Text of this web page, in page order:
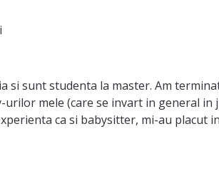
si sunt studenta la master. Am
urilor mele (care se invart in general in
ca si babysitter, mi-au placut
nepoti cu care petrec timp ori de cate